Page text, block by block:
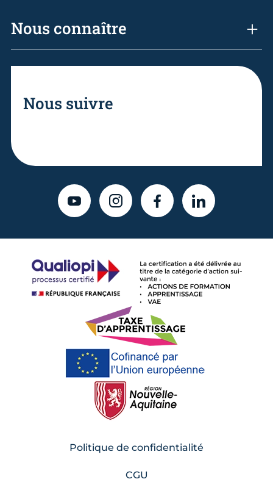
Nous connaître
Nous suivre
YOUTUBEINSTAGRAMFACEBOOKLINKEDIN
Politique de confidentialité
CGU